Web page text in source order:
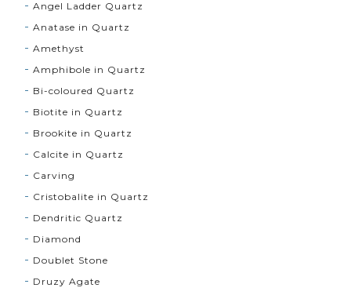
Angel Ladder Quartz
Anatase in Quartz
Amethyst
Amphibole in Quartz
Bi-coloured Quartz
Biotite in Quartz
Brookite in Quartz
Calcite in Quartz
Carving
Cristobalite in Quartz
Dendritic Quartz
Diamond
Doublet Stone
Druzy Agate